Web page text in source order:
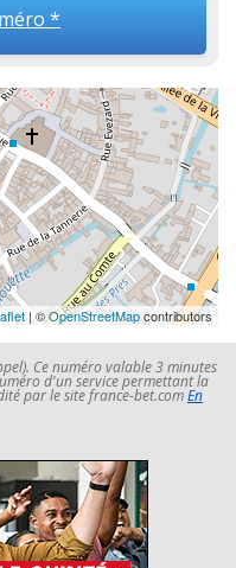
*
| ©OpenStreetMapcontributors
Ce numéro valable 3 minutes
d'un service permettant la
par le site france-bet.comEn